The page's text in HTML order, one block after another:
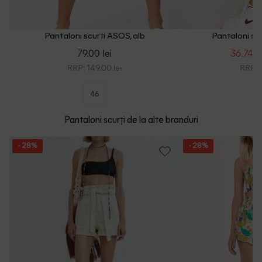
Pantaloni scurti ASOS, alb
79.00 lei
RRP: 149.00 lei
46
Pantaloni
36.74
RRP:
Pantaloni scurți de la alte branduri
- 28% - 28%